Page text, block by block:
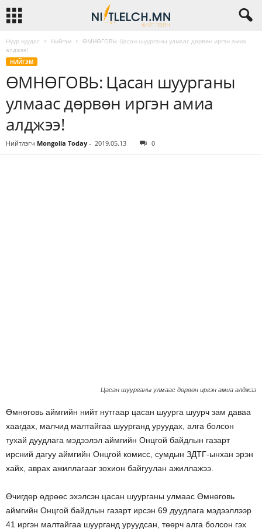
Нүүр хуудас Нийгэм
ӨМНӨГОВЬ: Цасан шуурганы улмаас дөрвөн иргэн амиа
алджээ!
НИЙГЭМ
ӨМНӨГОВЬ: Цасан шуурганы
улмаас дөрвөн иргэн амиа
алджээ!
Нийтлэгч Mongolia Today - 2019.05.13 0
Цасан шуурганы улмаас дөрвөн иргэн амиа алджээ
Өмнөговь аймгийн нийт нутгаар цасан шуурга шуурч зам даваа
хаагдах, малчид малтайгаа шуурганд уруудах, алга болсон
тухай дуудлага мэдээлэл аймгийн Онцгой байдлын газарт
ирсний дагуу аймгийн Онцгой комисс, сумдын ЗДТГ-ынхан эрэн
хайх, аврах ажиллагааг зохион байгуулан ажиллажээ.
Өчигдөр өдрөөс эхэлсэн цасан шуурганы улмаас Өмнөговь
аймгийн Онцгой байдлын газарт ирсэн 69 дуудлага мэдээллээр
41 иргэн малтайгаа шуурганд уруудсан, төөрч алга болсон гэх